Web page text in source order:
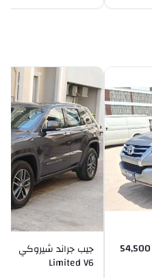
جيب جراند شيروكي
Limited V6